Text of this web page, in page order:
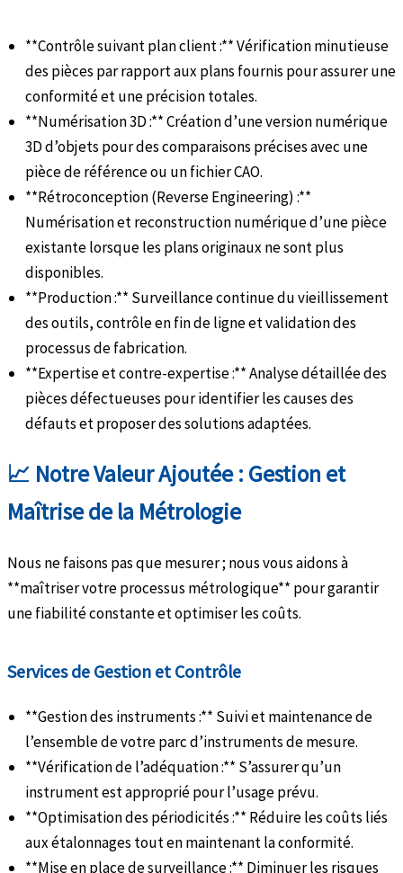
**Contrôle suivant plan client :** Vérification minutieuse
des pièces par rapport aux plans fournis pour assurer une
conformité et une précision totales.
**Numérisation 3D :** Création d’une version numérique
3D d’objets pour des comparaisons précises avec une
pièce de référence ou un fichier CAO.
**Rétroconception (Reverse Engineering) :**
Numérisation et reconstruction numérique d’une pièce
existante lorsque les plans originaux ne sont plus
disponibles.
**Production :** Surveillance continue du vieillissement
des outils, contrôle en fin de ligne et validation des
processus de fabrication.
**Expertise et contre-expertise :** Analyse détaillée des
pièces défectueuses pour identifier les causes des
défauts et proposer des solutions adaptées.
📈 Notre Valeur Ajoutée : Gestion et
Maîtrise de la Métrologie
Nous ne faisons pas que mesurer ; nous vous aidons à
**maîtriser votre processus métrologique** pour garantir
une fiabilité constante et optimiser les coûts.
Services de Gestion et Contrôle
**Gestion des instruments :** Suivi et maintenance de
l’ensemble de votre parc d’instruments de mesure.
**Vérification de l’adéquation :** S’assurer qu’un
instrument est approprié pour l’usage prévu.
**Optimisation des périodicités :** Réduire les coûts liés
aux étalonnages tout en maintenant la conformité.
**Mise en place de surveillance :** Diminuer les risques